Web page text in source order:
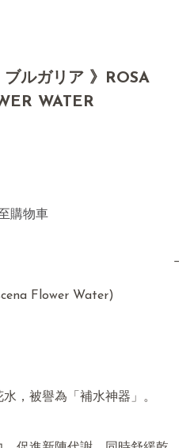
ルガリア 》ROSA
WATER
購物車
−
Flower Water)
，被譽為「補水神器」。